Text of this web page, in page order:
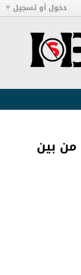
دخول أو تسجيل
بين